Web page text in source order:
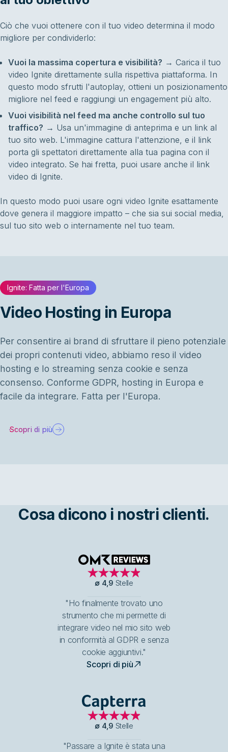
Ciò che vuoi ottenere con il tuo video determina il modo
migliore per condividerlo:
Vuoi la massima copertura e visibilità? → Carica il tuo
video Ignite direttamente sulla rispettiva piattaforma. In
questo modo sfrutti l'autoplay, ottieni un posizionamento
migliore nel feed e raggiungi un engagement più alto.
Vuoi visibilità nel feed ma anche controllo sul tuo
traffico? → Usa un'immagine di anteprima e un link al
tuo sito web. L'immagine cattura l'attenzione, e il link
porta gli spettatori direttamente alla tua pagina con il
video integrato. Se hai fretta, puoi usare anche il link
video di Ignite.
In questo modo puoi usare ogni video Ignite esattamente
dove genera il maggiore impatto – che sia sui social media,
sul tuo sito web o internamente nel tuo team.
Ignite: Fatta per l'Europa
Video Hosting in Europa
Per consentire ai brand di sfruttare il pieno potenziale
dei propri contenuti video, abbiamo reso il video
hosting e lo streaming senza cookie e senza
consenso. Conforme GDPR, hosting in Europa e
facile da integrare. Fatta per l'Europa.
Scopri di più
Cosa dicono i nostri clienti.
OMR Reviews
∅ 4,9 Stelle
"Ho finalmente trovato uno
strumento che mi permette di
integrare video nel mio sito web
in conformità al GDPR e senza
cookie aggiuntivi."
Scopri di più
Capterra
∅ 4,9 Stelle
"Passare a Ignite è stata una